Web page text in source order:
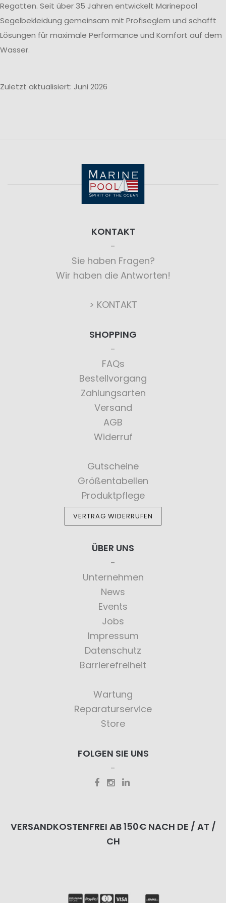
Regatten. Seit über 35 Jahren entwickelt Marinepool
Segelbekleidung gemeinsam mit Profiseglern und schafft
Lösungen für maximale Performance und Komfort auf dem
Wasser.
Zuletzt aktualisiert: Juni 2026
KONTAKT
Sie haben Fragen?
Wir haben die Antworten!
> KONTAKT
SHOPPING
FAQs
Bestellvorgang
Zahlungsarten
Versand
AGB
Widerruf
Gutscheine
Größentabellen
Produktpflege
VERTRAG WIDERRUFEN
ÜBER UNS
Unternehmen
News
Events
Jobs
Impressum
Datenschutz
Barrierefreiheit
Wartung
Reparaturservice
Store
FOLGEN SIE UNS
VERSANDKOSTENFREI AB 150€ NACH DE / AT /
CH